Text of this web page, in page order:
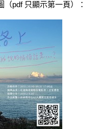
（pdf 只顯示第一頁）：